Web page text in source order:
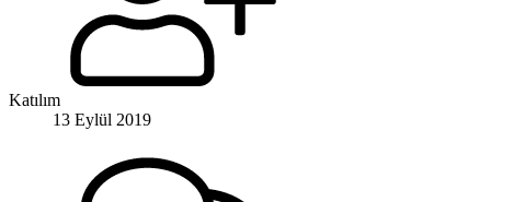
Katılım
13 Eylül 2019